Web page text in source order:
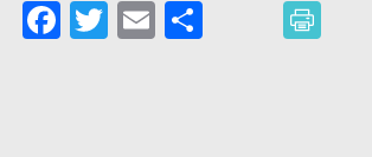
Facebook
Twitter
EmailPartager